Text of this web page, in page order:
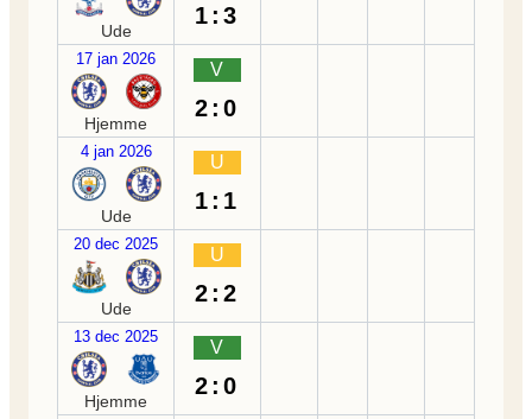
Ude
1:3
17 jan 2026
Hjemme
V
2:0
4 jan 2026
Ude
U
1:1
20 dec 2025
Ude
U
2:2
13 dec 2025
Hjemme
V
2:0